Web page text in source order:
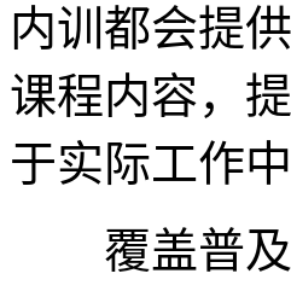
内训都会提
课程内容，
于实际工作
覆盖普及